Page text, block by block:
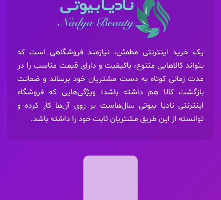
یک خرید اینترنتی مطمئن، نیازمند فروشگاهی است که
بتواند کالاهایی متنوع، باکیفیت و دارای قیمت مناسب را در
مدت زمانی کوتاه به دست مشتریان خود برساند و ضمانت
بازگشت کالا هم داشته باشد؛ ویژگی‌هایی که فروشگاه
اینترنتی نادیا بیوتی سال‌هاست بر روی آن‌ها کار کرده و
توانسته از این طریق مشتریان ثابت خود را داشته باشد.